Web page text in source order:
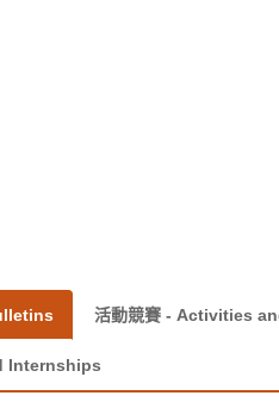
活動競賽 - Activities
Internships